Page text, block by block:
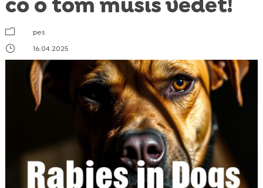
m
pes
}
16.04.2025